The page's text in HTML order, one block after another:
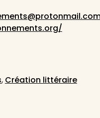
, Création littéraire